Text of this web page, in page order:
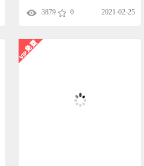
3879 0 2021-02-25